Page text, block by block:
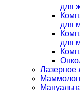
для
для
для
Лазерное